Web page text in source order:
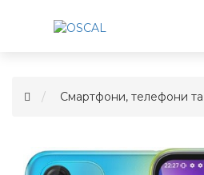
Смартфони, телефони